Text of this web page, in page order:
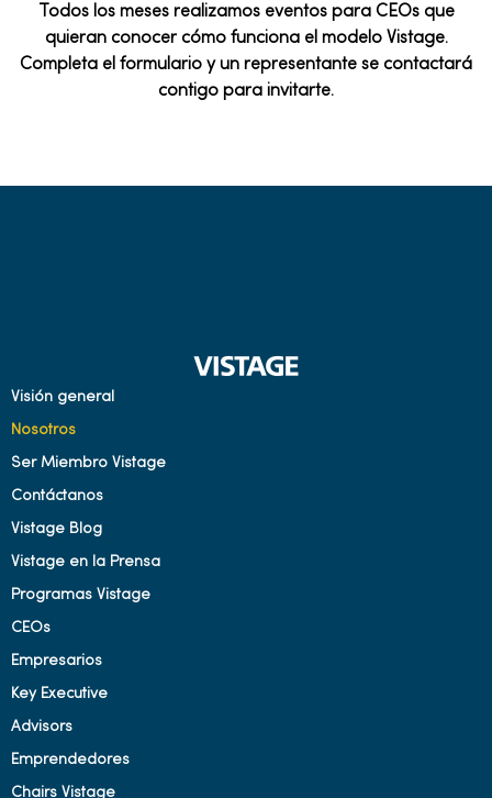
Todos los meses realizamos eventos para CEOs que
quieran conocer cómo funciona el modelo Vistage.
Completa el formulario y un representante se contactará
contigo para invitarte.
Visión general
Nosotros
Ser Miembro Vistage
Contáctanos
Vistage Blog
Vistage en la Prensa
Programas Vistage
CEOs
Empresarios
Key Executive
Advisors
Emprendedores
Chairs Vistage